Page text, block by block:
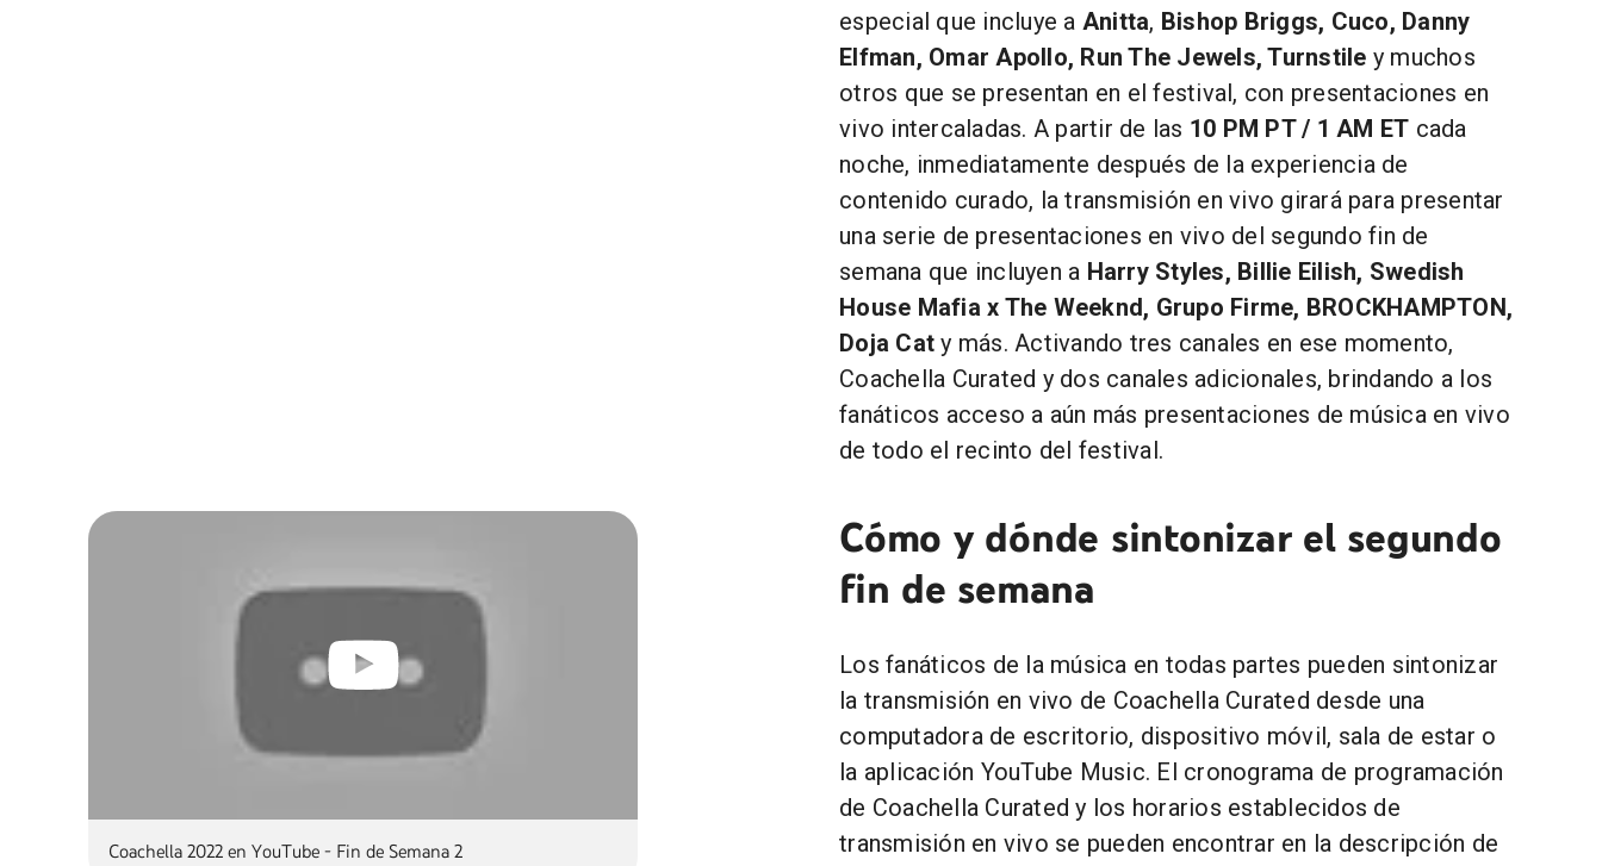
especial que incluye a Anitta, Bishop Briggs, Cuco, Danny
Elfman, Omar Apollo, Run The Jewels, Turnstile y muchos
otros que se presentan en el festival, con presentaciones en
vivo intercaladas. A partir de las 10 PM PT / 1 AM ET cada
noche, inmediatamente después de la experiencia de
contenido curado, la transmisión en vivo girará para presentar
una serie de presentaciones en vivo del segundo fin de
semana que incluyen a Harry Styles, Billie Eilish, Swedish
House Mafia x The Weeknd, Grupo Firme, BROCKHAMPTON,
Doja Cat y más. Activando tres canales en ese momento,
Coachella Curated y dos canales adicionales, brindando a los
fanáticos acceso a aún más presentaciones de música en vivo
de todo el recinto del festival.
Coachella 2022 en YouTube - Fin de Semana 2
Cómo y dónde sintonizar el segundo
fin de semana
Los fanáticos de la música en todas partes pueden sintonizar
la transmisión en vivo de Coachella Curated desde una
computadora de escritorio, dispositivo móvil, sala de estar o
la aplicación YouTube Music. El cronograma de programación
de Coachella Curated y los horarios establecidos de
transmisión en vivo se pueden encontrar en la descripción de